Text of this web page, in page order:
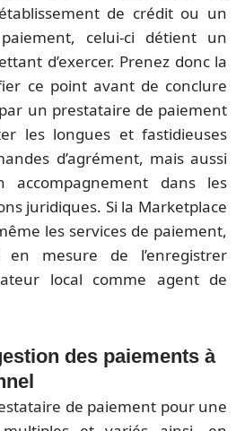
de crédit ou un
celui-ci détient un
d’exercer. Prenez donc la
ce point avant de conclure
un prestataire de paiement
les longues et fastidieuses
d’agrément, mais aussi
accompagnement dans les
juridiques. Si la Marketplace
les services de paiement,
mesure de l’enregistrer
local comme agent de
des paiements à
de paiement pour une